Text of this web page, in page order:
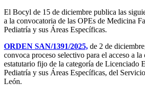
El Bocyl de 15 de diciembre publica las
a la convocatoria de las OPEs de Medicina
Pediatría y sus Áreas Específicas.
ORDEN SAN/1391/2025, de 2 de
convoca proceso selectivo para el acceso a
estatutario fijo de la categoría de Licenciado
Pediatría y sus Áreas Específicas, del
León.